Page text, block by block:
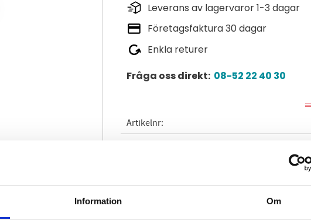
Information Om
Leverans av lagervaror 1-3 dagar
Företagsfaktura 30 dagar
Enkla returer
Fråga oss direkt: 08-52 22 40 30
Artikelnr
epa_poe_adapter_datasheet_20221220